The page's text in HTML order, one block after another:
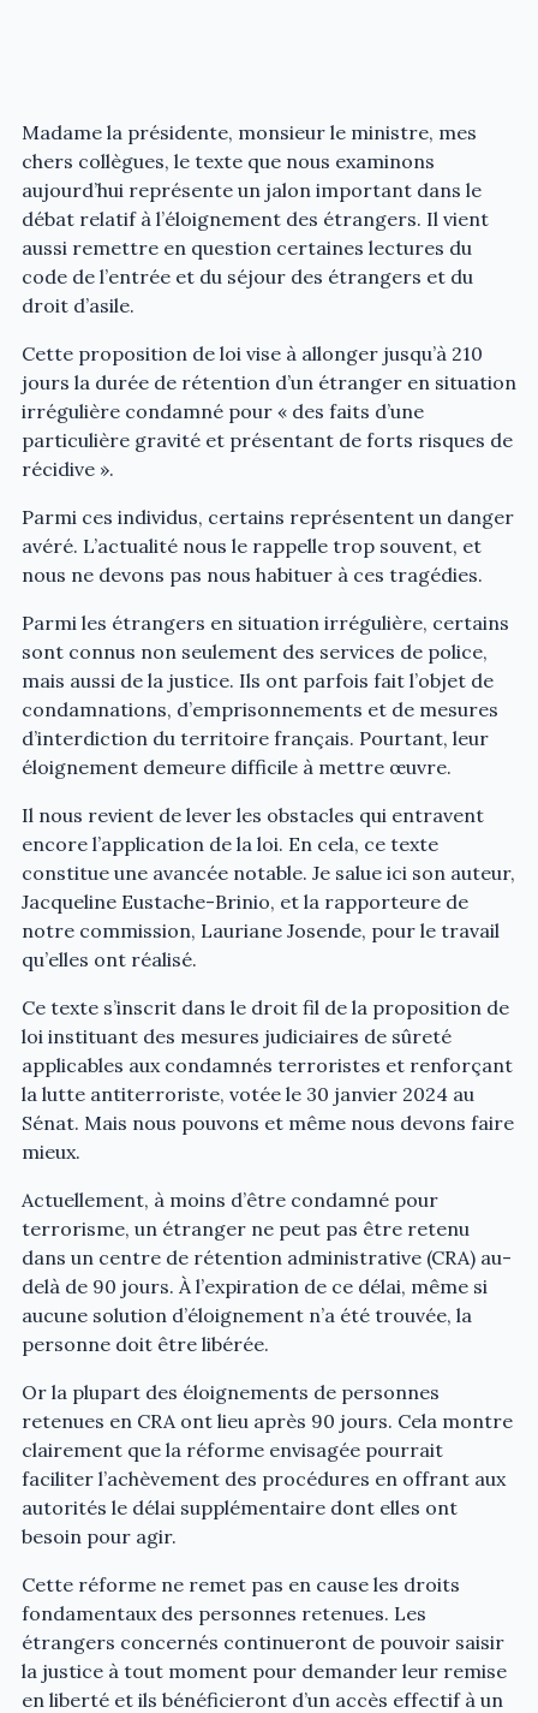
Madame la présidente, monsieur le ministre, mes
chers collègues, le texte que nous examinons
aujourd’hui représente un jalon important dans le
débat relatif à l’éloignement des étrangers. Il vient
aussi remettre en question certaines lectures du
code de l’entrée et du séjour des étrangers et du
droit d’asile.
Cette proposition de loi vise à allonger jusqu’à 210
jours la durée de rétention d’un étranger en situation
irrégulière condamné pour « des faits d’une
particulière gravité et présentant de forts risques de
récidive ».
Parmi ces individus, certains représentent un danger
avéré. L’actualité nous le rappelle trop souvent, et
nous ne devons pas nous habituer à ces tragédies.
Parmi les étrangers en situation irrégulière, certains
sont connus non seulement des services de police,
mais aussi de la justice. Ils ont parfois fait l’objet de
condamnations, d’emprisonnements et de mesures
d’interdiction du territoire français. Pourtant, leur
éloignement demeure difficile à mettre œuvre.
Il nous revient de lever les obstacles qui entravent
encore l’application de la loi. En cela, ce texte
constitue une avancée notable. Je salue ici son auteur,
Jacqueline Eustache-Brinio, et la rapporteure de
notre commission, Lauriane Josende, pour le travail
qu’elles ont réalisé.
Ce texte s’inscrit dans le droit fil de la proposition de
loi instituant des mesures judiciaires de sûreté
applicables aux condamnés terroristes et renforçant
la lutte antiterroriste, votée le 30 janvier 2024 au
Sénat. Mais nous pouvons et même nous devons faire
mieux.
Actuellement, à moins d’être condamné pour
terrorisme, un étranger ne peut pas être retenu
dans un centre de rétention administrative (CRA) au-
delà de 90 jours. À l’expiration de ce délai, même si
aucune solution d’éloignement n’a été trouvée, la
personne doit être libérée.
Or la plupart des éloignements de personnes
retenues en CRA ont lieu après 90 jours. Cela montre
clairement que la réforme envisagée pourrait
faciliter l’achèvement des procédures en offrant aux
autorités le délai supplémentaire dont elles ont
besoin pour agir.
Cette réforme ne remet pas en cause les droits
fondamentaux des personnes retenues. Les
étrangers concernés continueront de pouvoir saisir
la justice à tout moment pour demander leur remise
en liberté et ils bénéficieront d’un accès effectif à un